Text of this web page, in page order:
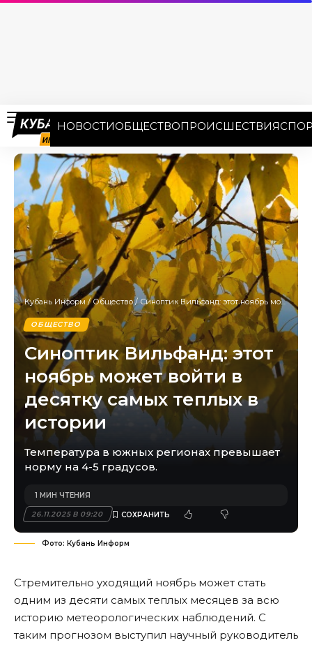
НОВОСТИОБЩЕСТВОПРОИСШЕСТВИЯ
Кубань Информ /Общество/Синоптик Вильфанд: этот ноябрь может войти в десятку самых теплых в истории
ОБЩЕСТВО
Синоптик Вильфанд: этот
ноябрь может войти в
десятку самых теплых в
истории
Температура в южных регионах превышает
норму на 4-5 градусов.
26.11.2025 В 09:20
1 МИН ЧТЕНИЯ
Фото: Кубань Информ
Стремительно уходящий ноябрь может стать
одним из десяти самых теплых месяцев за всю
историю метеорологических наблюдений. С
таким прогнозом выступил научный руководитель